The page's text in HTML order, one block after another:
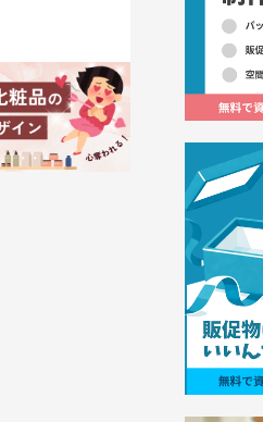
奪われる！ トライ
ージデザイン徹底
ウハウ